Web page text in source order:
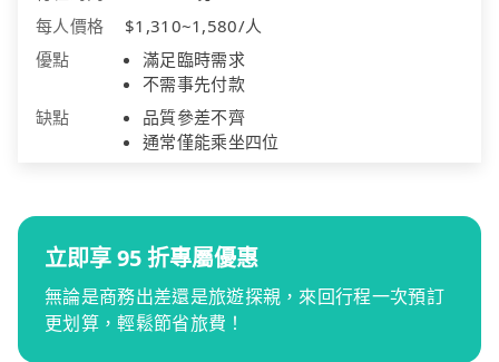
每人價格
$1,310~1,580/人
優點
滿足臨時需求
不需事先付款
缺點
品質參差不齊
通常僅能乘坐四位
立即享 95 折專屬優惠
無論是商務出差還是旅遊探親，來回行程一次預訂
更划算，輕鬆節省旅費！